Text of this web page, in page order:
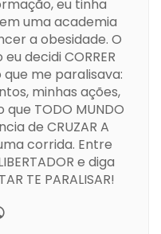
eu tinha
uma academia
a obesidade. O
decidi CORRER
me paralisava:
minhas ações,
TODO MUNDO
de CRUZAR A
corrida. Entre
e diga
TE PARALISAR!